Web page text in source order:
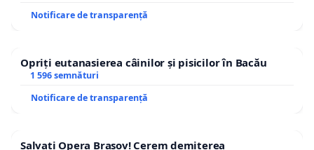
Notificare de transparență
Opriți eutanasierea câinilor și pisicilor în Bacău
1 596 semnături
Notificare de transparență
Salvați Opera Brașov! Cerem demiterea